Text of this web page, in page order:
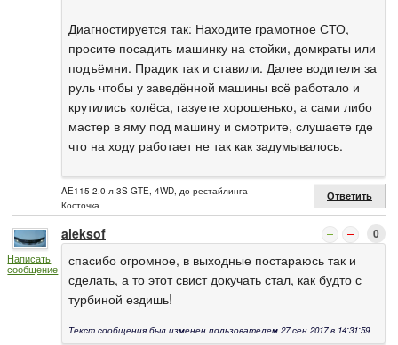
Диагностируется так: Находите грамотное СТО,
просите посадить машинку на стойки, домкраты или
подъёмни. Прадик так и ставили. Далее водителя за
руль чтобы у заведённой машины всё работало и
крутились колёса, газуете хорошенько, а сами либо
мастер в яму под машину и смотрите, слушаете где
что на ходу работает не так как задумывалось.
AE115-2.0 л 3S-GTE, 4WD, до рестайлинга -
Косточка
Ответить
Написать
сообщение
aleksof 0
спасибо огромное, в выходные постараюсь так и
сделать, а то этот свист докучать стал, как будто с
турбиной ездишь!
Текст сообщения был изменен пользователем 27 сен 2017 в 14:31:59